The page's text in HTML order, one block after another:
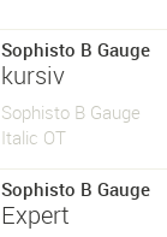
Sophisto B Gauge
kursiv
Sophisto B Gauge
Italic OT
Sophisto B Gauge
Expert